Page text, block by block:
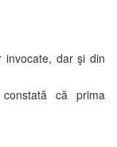
invocate, dar şi din
că prima